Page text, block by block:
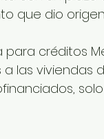
que dio
créditos
las